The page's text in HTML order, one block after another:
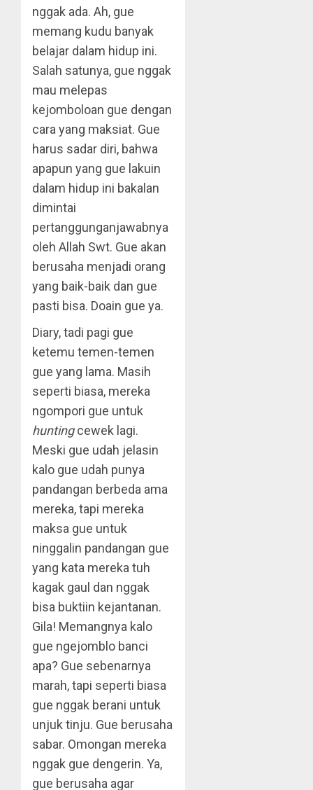
nggak ada. Ah, gue
memang kudu banyak
belajar dalam hidup ini.
Salah satunya, gue nggak
mau melepas
kejomboloan gue dengan
cara yang maksiat. Gue
harus sadar diri, bahwa
apapun yang gue lakuin
dalam hidup ini bakalan
dimintai
pertanggunganjawabnya
oleh Allah Swt. Gue akan
berusaha menjadi orang
yang baik-baik dan gue
pasti bisa. Doain gue ya.
Diary, tadi pagi gue
ketemu temen-temen
gue yang lama. Masih
seperti biasa, mereka
ngompori gue untuk
huntingcewek lagi.
Meski gue udah jelasin
kalo gue udah punya
pandangan berbeda ama
mereka, tapi mereka
maksa gue untuk
ninggalin pandangan gue
yang kata mereka tuh
kagak gaul dan nggak
bisa buktiin kejantanan.
Gila! Memangnya kalo
gue ngejomblo banci
apa? Gue sebenarnya
marah, tapi seperti biasa
gue nggak berani untuk
unjuk tinju. Gue berusaha
sabar. Omongan mereka
nggak gue dengerin. Ya,
gue berusaha agar